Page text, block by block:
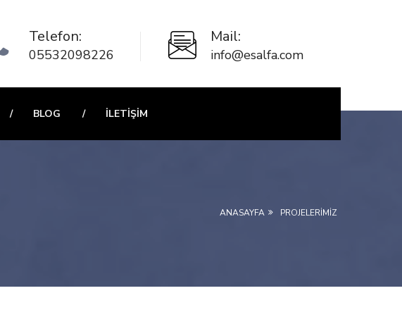
Telefon:
05532098226
Mail:
info@esalfa.com
BLOG İLETIŞIM
PROJELERİMİZ
ANASAYFA